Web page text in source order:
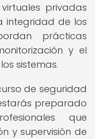
privadas
integridad de los
prácticas
y el
sistemas.
de seguridad
preparado
que
y supervisión de